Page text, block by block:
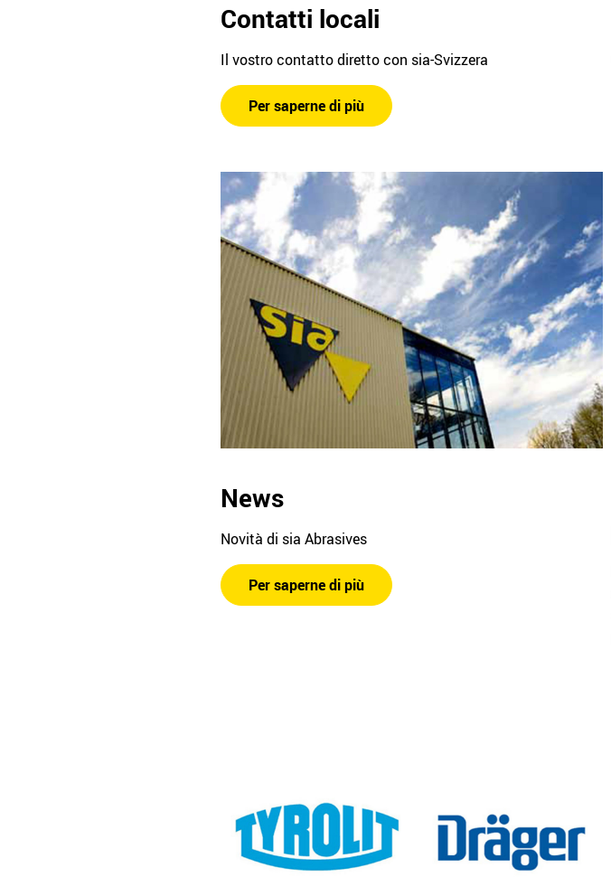
Contatti locali
Il vostro contatto diretto con sia-Svizzera
Per saperne di più
News
Novità di sia Abrasives
Per saperne di più